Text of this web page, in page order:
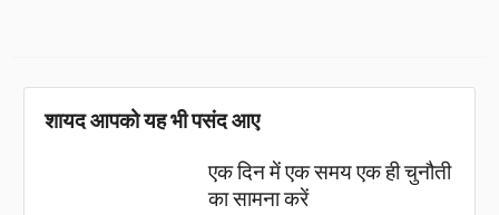
शायद आपको यह भी पसंद आए
एक दिन में एक समय एक ही चुनौती
का सामना करें